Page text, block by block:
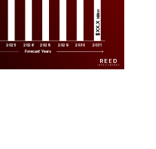
2025 2026 2028 2029 2030 2031
$XX.X
Million
Forecast Years